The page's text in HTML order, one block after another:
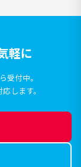
軽に
受付中。
します。